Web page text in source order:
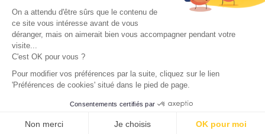
On a attendu d'être sûrs que le contenu de
ce site vous intéresse avant de vous
déranger, mais on aimerait bien vous accompagner pendant votre
visite...
C'est OK pour vous ?
Pour modifier vos préférences par la suite, cliquez sur le lien
'Préférences de cookies' situé dans le pied de page.
Consentements certifiés par
Non merci Je choisis OK pour moi
Conditions Générales de Vente